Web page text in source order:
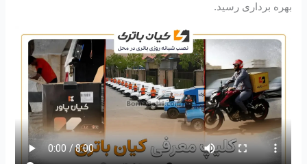
بهره برداری رسید.